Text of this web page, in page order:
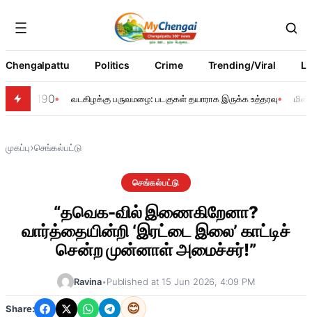
Chengalpattu Politics Crime Trending/Viral
190 வடகிழக்கு பருவமழை: படகுகள் தயாராக இருக்க உத்தரவு
முகப்பு›செங்கல்பட்டு
செங்கல்பட்டு
“தவெக-வில் இணைகிறேனா?
வார்த்தையின்றி ‘இரட்டை இலை’ காட்டிச்
சென்ற முன்னாள் அமைச்சர்!”
Ravina•Published at 15 Jun 2026, 4:09 PM
Share: 😊